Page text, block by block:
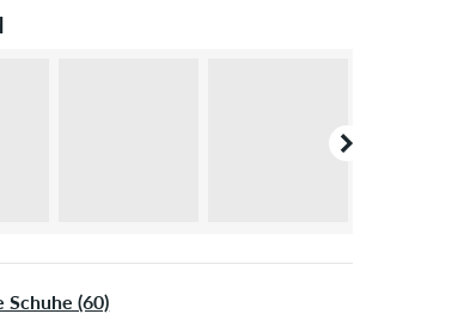
Schuhe (60)